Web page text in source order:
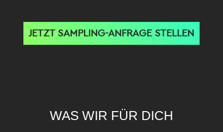
JETZT SAMPLING-ANFRAGE STELLEN
WAS WIR FÜR DICH